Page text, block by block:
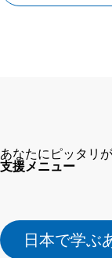
あなたにピッタリ
支援メニュー
日本で学ぶ